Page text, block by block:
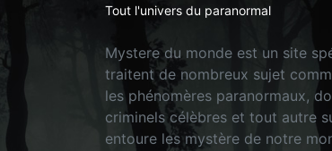
Tout l'univers du paranormal
Mystere du monde est un site
traitent de nombreux sujet
les phénomères paranormaux,
criminels célèbres et tout autre
entoure les mystère de notre